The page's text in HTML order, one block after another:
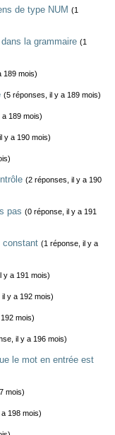
de type NUM (1
la grammaire (1
189 mois)
(5 réponses, il y a 189 mois)
189 mois)
y a 190 mois)
(2 réponses, il y a 190
pas (0 réponse, il y a 191
constant (1 réponse, il y a
y a 191 mois)
y a 192 mois)
mois)
il y a 196 mois)
le mot en entrée est
mois)
198 mois)